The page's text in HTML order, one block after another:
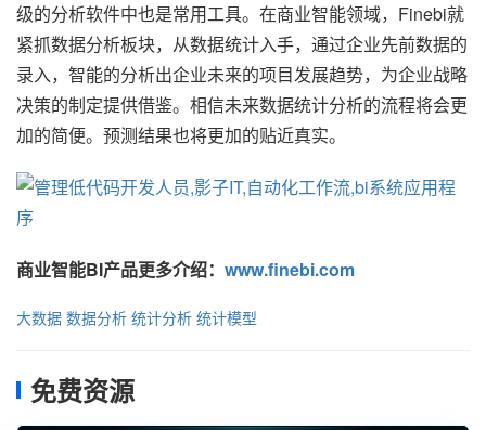
级的分析软件中也是常用工具。在商业智能领域，Finebi就
紧抓数据分析板块，从数据统计入手，通过企业先前数据的
录入，智能的分析出企业未来的项目发展趋势，为企业战略
决策的制定提供借鉴。相信未来数据统计分析的流程将会更
加的简便。预测结果也将更加的贴近真实。
商业智能BI产品更多介绍： www.finebi.com
大数据 数据分析 统计分析 统计模型
免费资源